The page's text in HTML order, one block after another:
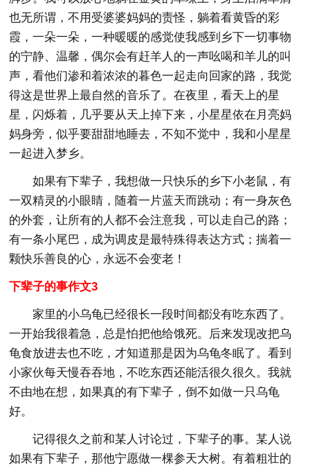
也无所谓，不用受婆婆妈妈的责怪，躺着看黄昏的彩
霞，一朵一朵，一种暖暖的感觉使我感到乡下一切事物
的宁静、温馨，偶尔会有赶羊人的一声吆喝和羊儿的叫
声，看他们渗和着浓浓的暮色一起走向回家的路，我觉
得这是世界上最自然的音乐了。在夜里，看天上的星
星，闪烁着，几乎要从天上掉下来，小星星依在月亮妈
妈身旁，似乎要甜甜地睡去，不知不觉中，我和小星星
一起进入梦乡。
如果有下辈子，我想做一只快乐的乡下小老鼠，有
一双精灵的小眼睛，随着一片蓝天而跳动；有一身灰色
的外套，让所有的人都不会注意我，可以走自己的路；
有一条小尾巴，成为调皮是最特殊得表达方式；揣着一
颗快乐善良的心，永远不会变老！
下辈子的事作文3
家里的小乌龟已经很长一段时间都没有吃东西了。
一开始我很着急，总是怕把他给饿死。后来发现改把乌
龟食放进去也不吃，才知道那是因为乌龟冬眠了。看到
小家伙每天慢吞吞地，不吃东西还能活很久很久。我就
不由地在想，如果真的有下辈子，倒不如做一只乌龟
好。
记得很久之前和某人讨论过，下辈子的事。某人说
如果有下辈子，那他宁愿做一棵参天大树。有着粗壮的